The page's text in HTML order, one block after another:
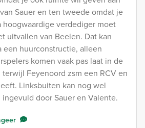
Sauer en ten tweede omdat je
hoogwaardige verdediger moet
uitvallen van Beelen. Dat kan
een huurconstructie, alleen
komen vaak pas laat in de
Feyenoord zsm een RCV en
Linksbuiten kan nog wel
door Sauer en Valente.